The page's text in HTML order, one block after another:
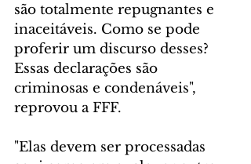
são totalmente repugnantes e
inaceitáveis. Como se pode
proferir um discurso desses?
Essas declarações são
criminosas e condenáveis",
reprovou a FFF.
"Elas devem ser processadas